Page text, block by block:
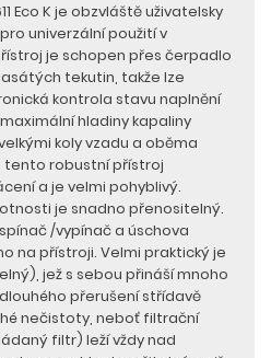
Eco K je obzvláště uživatelsky
univerzální použití v
je schopen přes čerpadlo
tekutin, takže lze
kontrola stavu naplnění
hladiny kapaliny
koly vzadu a oběma
tento robustní přístroj
a je velmi pohyblivý.
je snadno přenositelný.
/vypínač a úschova
na přístroji. Velmi praktický je
jež s sebou přináší mnoho
přerušení střídavě
nečistoty, neboť filtrační
filtr) leží vždy nad